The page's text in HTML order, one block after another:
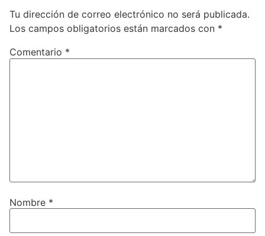
Tu dirección de correo electrónico no será publicada.
Los campos obligatorios están marcados con *
Comentario *
Nombre *